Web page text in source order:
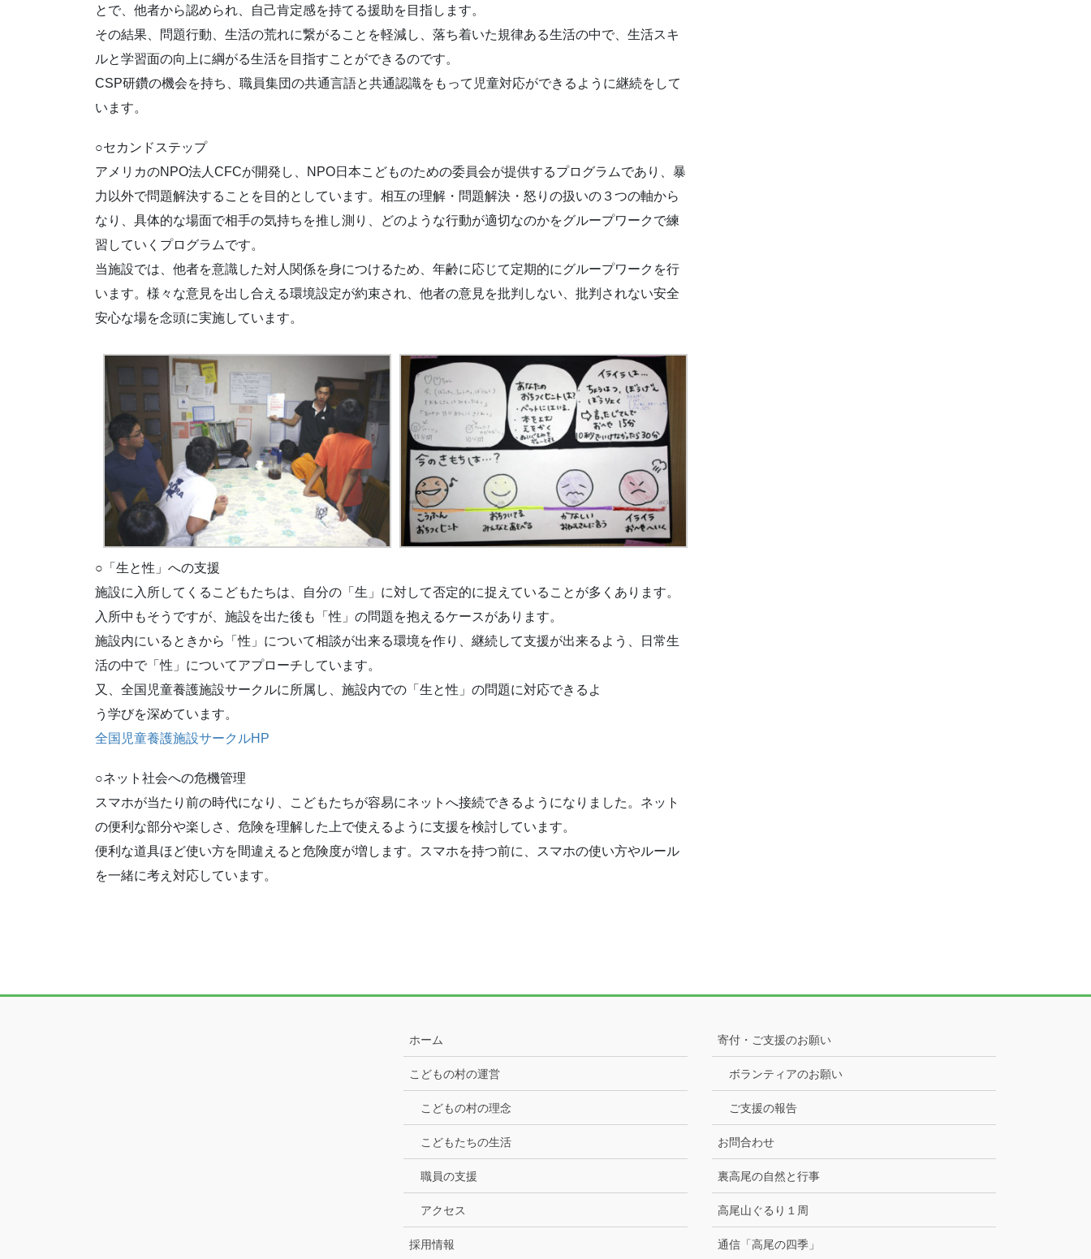
とで、他者から認められ、自己肯定感を持てる援助を目指します。
その結果、問題行動、生活の荒れに繋がることを軽減し、落ち着いた規律ある生活の中で、生活スキ
ルと学習面の向上に綱がる生活を目指すことができるのです。
CSP研鑽の機会を持ち、職員集団の共通言語と共通認識をもって児童対応ができるように継続をして
います。
○セカンドステップ
アメリカのNPO法人CFCが開発し、NPO日本こどものための委員会が提供するプログラムであり、暴
力以外で問題解決することを目的としています。相互の理解・問題解決・怒りの扱いの３つの軸から
なり、具体的な場面で相手の気持ちを推し測り、どのような行動が適切なのかをグループワークで練
習していくプログラムです。
当施設では、他者を意識した対人関係を身につけるため、年齢に応じて定期的にグループワークを行
います。様々な意見を出し合える環境設定が約束され、他者の意見を批判しない、批判されない安全
安心な場を念頭に実施しています。
○「生と性」への支援
施設に入所してくるこどもたちは、自分の「生」に対して否定的に捉えていることが多くあります。
入所中もそうですが、施設を出た後も「性」の問題を抱えるケースがあります。
施設内にいるときから「性」について相談が出来る環境を作り、継続して支援が出来るよう、日常生
活の中で「性」についてアプローチしています。
又、全国児童養護施設サークルに所属し、施設内での「生と性」の問題に対応できるよ
う学びを深めています。
全国児童養護施設サークルHP
○ネット社会への危機管理
スマホが当たり前の時代になり、こどもたちが容易にネットへ接続できるようになりました。ネット
の便利な部分や楽しさ、危険を理解した上で使えるように支援を検討しています。
便利な道具ほど使い方を間違えると危険度が増します。スマホを持つ前に、スマホの使い方やルール
を一緒に考え対応しています。
ホーム
こどもの村の運営
こどもの村の理念
こどもたちの生活
職員の支援
アクセス
採用情報
寄付・ご支援のお願い
ボランティアのお願い
ご支援の報告
お問合わせ
裏高尾の自然と行事
高尾山ぐるり１周
通信「高尾の四季」